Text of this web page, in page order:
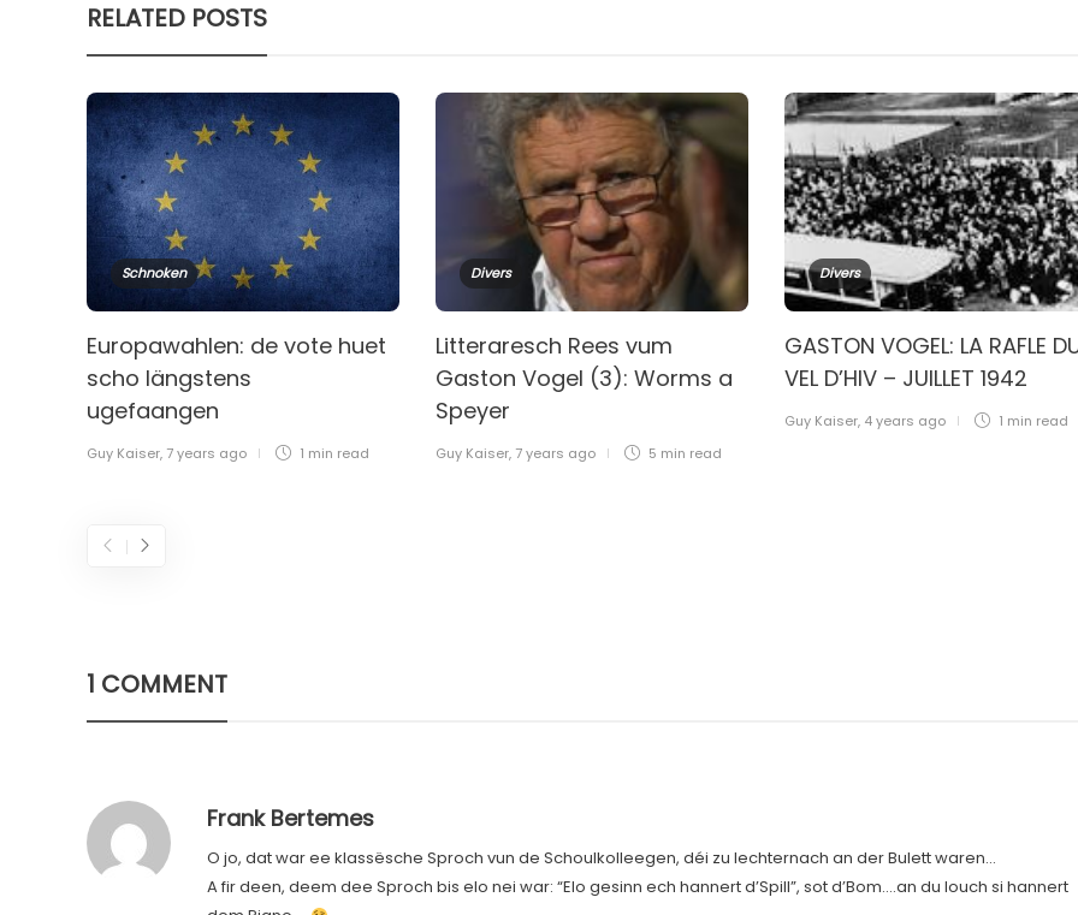
RELATED POSTS
Schnoken
Europawahlen: de vote huet
scho längstens
ugefaangen
Guy Kaiser, 7 years ago 1 min read
Divers
Litteraresch Rees vum
Gaston Vogel (3): Worms a
Speyer
Guy Kaiser, 7 years ago 5 min read
Divers
GASTON VOGEL: LA RAFLE
VEL D’HIV – JUILLET 1942
Guy Kaiser, 4 years ago 1 min read
1 COMMENT
Frank Bertemes
O jo, dat war ee klassësche Sproch vun de Schoulkolleegen, déi zu Iechternach an der Bulett waren…
A fir deen, deem dee Sproch bis elo nei war: “Elo gesinn ech hannert d’Spill”, sot d’Bom….an du louch si hannert